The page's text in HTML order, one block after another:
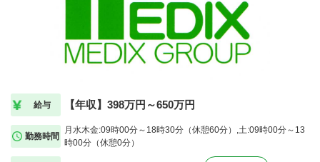
給与 【年収】398万円～650万円
勤務時間
月水木金:09時00分～18時30分（休憩60分）,土:09時00分～13
時00分（休憩0分）